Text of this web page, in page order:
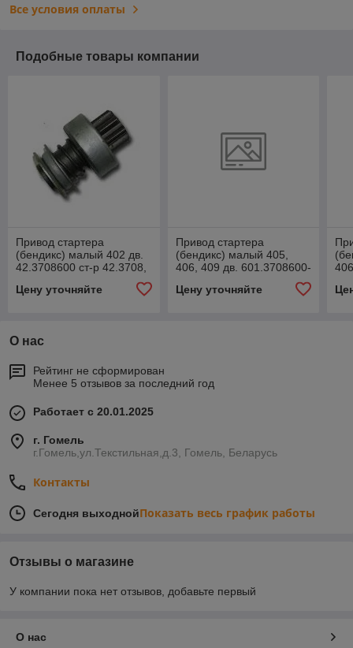
Все условия оплаты
Подобные товары компании
Привод стартера
(бендикс) малый 402 дв.
42.3708600 ст-р 42.3708,
Цену уточняйте
Привод стартера
(бендикс) малый 405,
406, 409 дв. 601.3708600-
Цену уточняйте
О нас
Рейтинг не сформирован
Менее 5 отзывов за последний год
Работает с 20.01.2025
г. Гомель
г.Гомель,ул.Текстильная,д.3, Гомель, Беларусь
Контакты
Сегодня выходнойПоказать весь график работы
Отзывы о магазине
У компании пока нет отзывов, добавьте первый
О нас